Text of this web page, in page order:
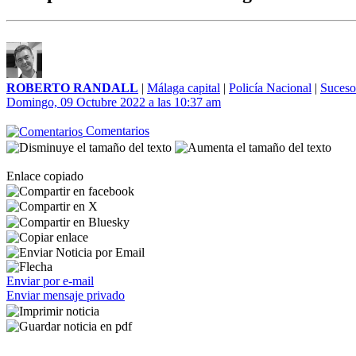
ROBERTO RANDALL | Málaga capital | Policía Nacional |
Domingo, 09 Octubre 2022 a las 10:37 am
Comentarios
Enlace copiado
Enviar por e-mail
Enviar mensaje privado